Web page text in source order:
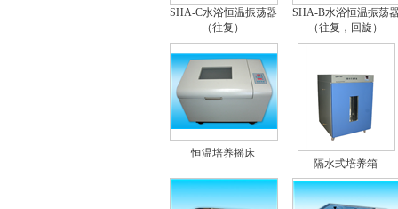
SHA-C水浴恒温振荡器
（往复）
SHA-B水浴恒温振荡
（往复，回旋）
恒温培养摇床
隔水式培养箱